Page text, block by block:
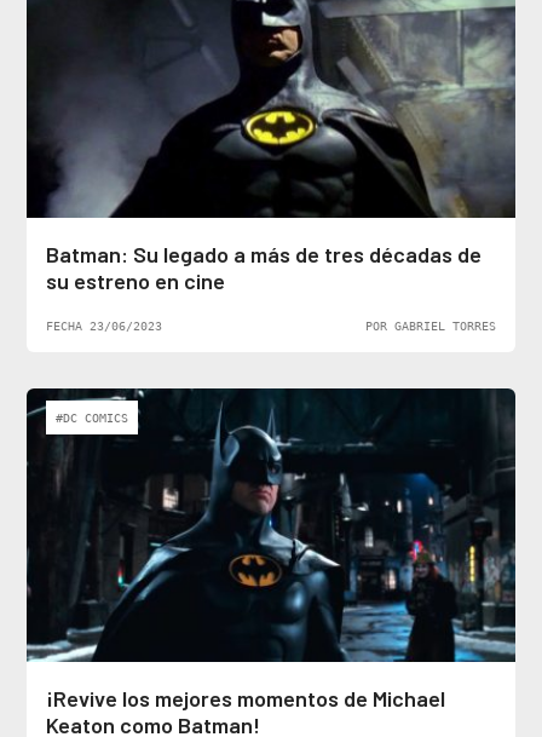
Batman: Su legado a más de tres décadas de
su estreno en cine
FECHA 23/06/2023 POR GABRIEL TORRES
#DC COMICS
¡Revive los mejores momentos de Michael
Keaton como Batman!